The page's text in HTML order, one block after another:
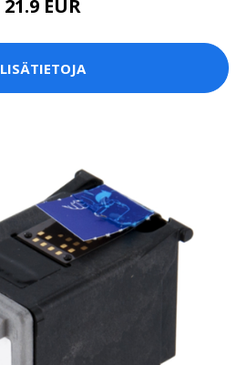
21.9 EUR
LISÄTIETOJA